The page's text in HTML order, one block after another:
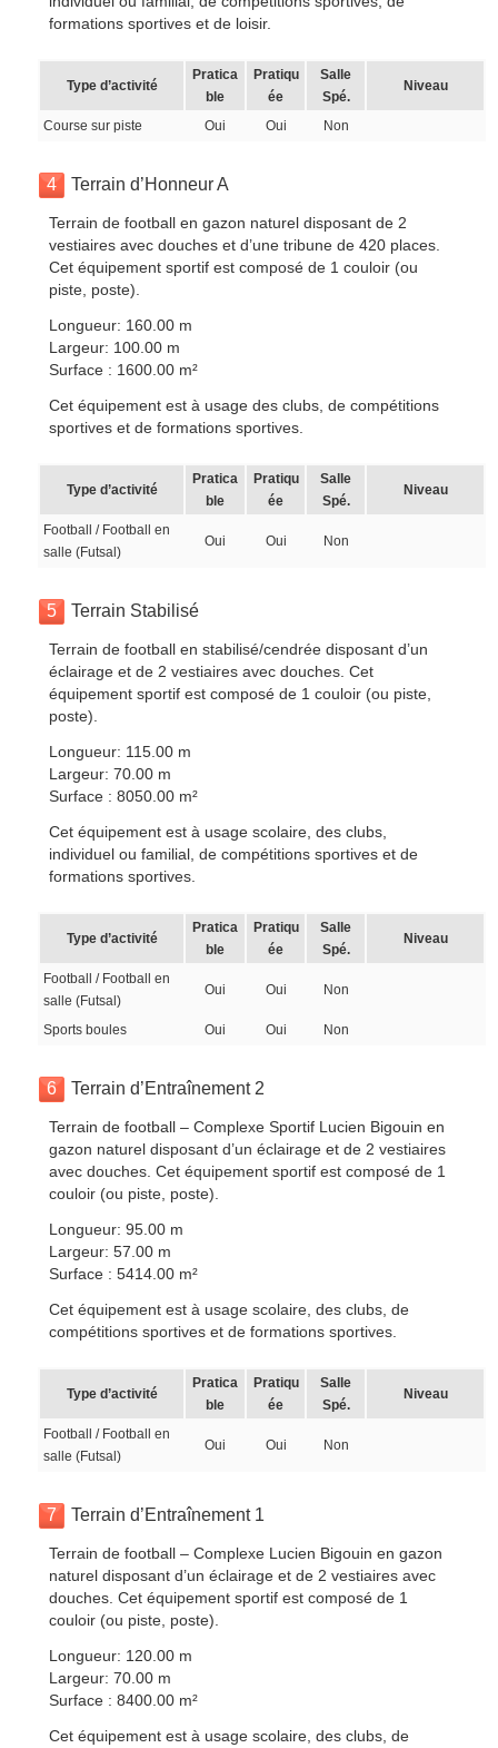
formations sportives et de loisir.
Type d’activité
Pratica
ble
Pratiqu
ée
Salle
Spé.
Niveau
Course sur piste Oui Oui Non
4 Terrain d’Honneur A
Terrain de football en gazon naturel disposant de 2
vestiaires avec douches et d’une tribune de 420 places.
Cet équipement sportif est composé de 1 couloir (ou
piste, poste).
Longueur: 160.00 m
Largeur: 100.00 m
Surface : 1600.00 m²
Cet équipement est à usage des clubs, de compétitions
sportives et de formations sportives.
Type d’activité
Pratica
ble
Pratiqu
ée
Salle
Spé.
Niveau
Football / Football en
salle (Futsal)
Oui Oui Non
5 Terrain Stabilisé
Terrain de football en stabilisé/cendrée disposant d’un
éclairage et de 2 vestiaires avec douches. Cet
équipement sportif est composé de 1 couloir (ou piste,
poste).
Longueur: 115.00 m
Largeur: 70.00 m
Surface : 8050.00 m²
Cet équipement est à usage scolaire, des clubs,
individuel ou familial, de compétitions sportives et de
formations sportives.
Type d’activité
Pratica
ble
Pratiqu
ée
Salle
Spé.
Niveau
Football / Football en
salle (Futsal)
Oui Oui Non
Sports boules Oui Oui Non
6 Terrain d’Entraînement 2
Terrain de football – Complexe Sportif Lucien Bigouin en
gazon naturel disposant d’un éclairage et de 2 vestiaires
avec douches. Cet équipement sportif est composé de 1
couloir (ou piste, poste).
Longueur: 95.00 m
Largeur: 57.00 m
Surface : 5414.00 m²
Cet équipement est à usage scolaire, des clubs, de
compétitions sportives et de formations sportives.
Type d’activité
Pratica
ble
Pratiqu
ée
Salle
Spé.
Niveau
Football / Football en
salle (Futsal)
Oui Oui Non
7 Terrain d’Entraînement 1
Terrain de football – Complexe Lucien Bigouin en gazon
naturel disposant d’un éclairage et de 2 vestiaires avec
douches. Cet équipement sportif est composé de 1
couloir (ou piste, poste).
Longueur: 120.00 m
Largeur: 70.00 m
Surface : 8400.00 m²
Cet équipement est à usage scolaire, des clubs, de